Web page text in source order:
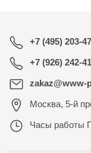
+7 (495) 203-
+7 (926) 242-
zakaz@www-
Москва, 5-й
Часы работы